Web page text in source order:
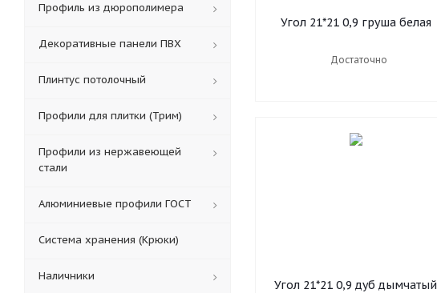
Угол 21*21 0,9 груша белая
Достаточно
Угол 21*21 0,9 дуб дымчатый
Профиль из дюрополимера
Декоративные панели ПВХ
Плинтус потолочный
Профили для плитки (Трим)
Профили из нержавеющей
стали
Алюминиевые профили ГОСТ
Система хранения (Крюки)
Наличники